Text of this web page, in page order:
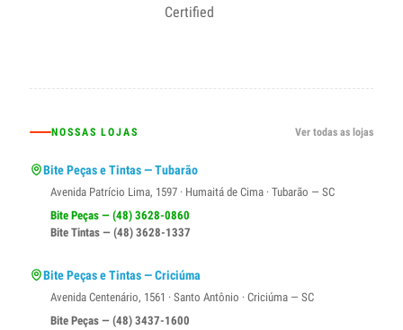
NOSSAS LOJAS Ver todas as lojas
Bite Peças e Tintas — Tubarão
Avenida Patrício Lima, 1597 · Humaitá de Cima · Tubarão — SC
Bite Peças — (48) 3628-0860
Bite Tintas — (48) 3628-1337
Bite Peças e Tintas — Criciúma
Avenida Centenário, 1561 · Santo Antônio · Criciúma — SC
Bite Peças — (48) 3437-1600